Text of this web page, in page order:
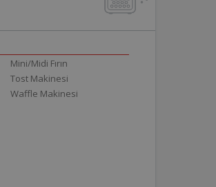
Mini/Midi Fırın
Tost Makinesi
Waffle Makinesi